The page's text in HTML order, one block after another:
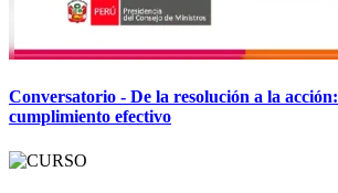
Conversatorio - De la resolución a la
cumplimiento efectivo